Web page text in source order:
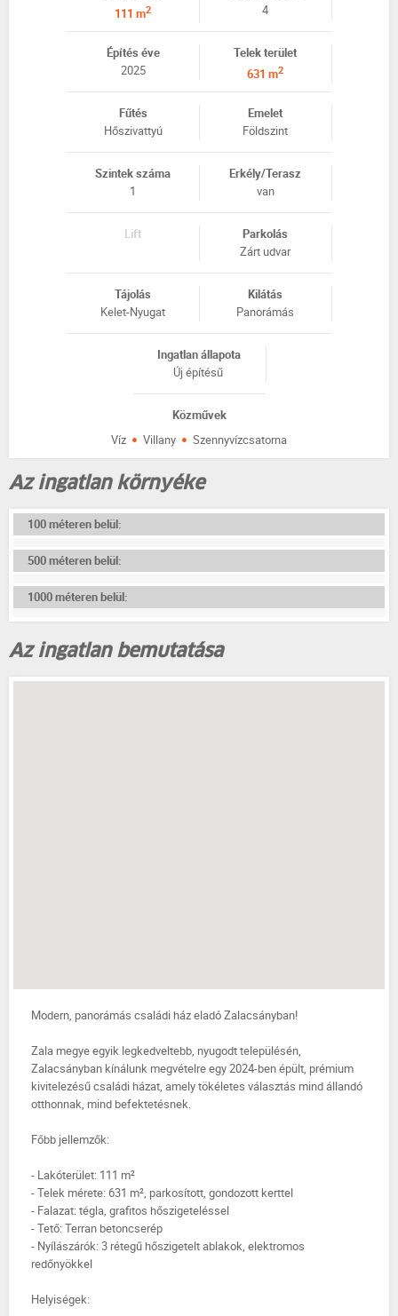
111 m2
4
Építés éve
2025
Telek terület
631 m2
Fűtés
Hőszivattyú
Emelet
Földszint
Szintek száma
1
Erkély/Terasz
van
Lift
Parkolás
Zárt udvar
Tájolás
Kelet-Nyugat
Kilátás
Panorámás
Ingatlan állapota
Új építésű
Közművek
Víz · Villany · Szennyvízcsatorna
Az ingatlan környéke
100 méteren belül:
500 méteren belül:
1000 méteren belül:
Az ingatlan bemutatása
Modern, panorámás családi ház eladó Zalacsányban!
Zala megye egyik legkedveltebb, nyugodt településén,
Zalacsányban kínálunk megvételre egy 2024-ben épült, prémium
kivitelezésű családi házat, amely tökéletes választás mind állandó
otthonnak, mind befektetésnek.
Főbb jellemzők:
- Lakóterület: 111 m²
- Telek mérete: 631 m², parkosított, gondozott kerttel
- Falazat: tégla, grafitos hőszigeteléssel
- Tető: Terran betoncserép
- Nyílászárók: 3 rétegű hőszigetelt ablakok, elektromos
redőnyökkel
Helyiségek: